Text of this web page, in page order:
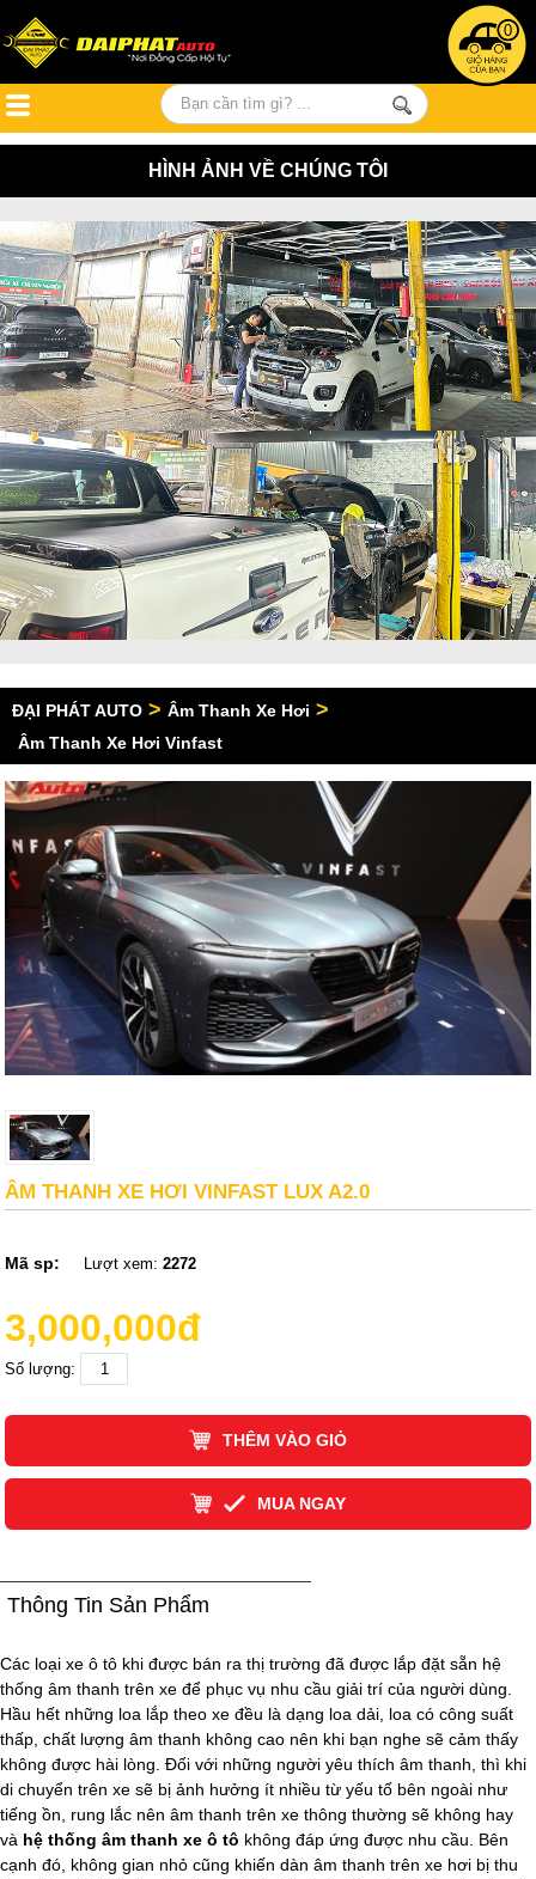
0
HÌNH ẢNH VỀ CHÚNG TÔI
ĐẠI PHÁT AUTO > Âm Thanh Xe Hơi >
Âm Thanh Xe Hơi Vinfast
ÂM THANH XE HƠI VINFAST LUX A2.0
Mã sp: Lượt xem:2272
3,000,000đ
Số lượng:
THÊM VÀO GIỎ
MUA NGAY
Thông Tin Sản Phẩm
Các loại xe ô tô khi được bán ra thị trường đã được lắp đặt sẵn hệ
thống âm thanh trên xe để phục vụ nhu cầu giải trí của người dùng.
Hầu hết những loa lắp theo xe đều là dạng loa dải, loa có công suất
thấp, chất lượng âm thanh không cao nên khi bạn nghe sẽ cảm thấy
không được hài lòng. Đối với những người yêu thích âm thanh, thì khi
di chuyển trên xe sẽ bị ảnh hưởng ít nhiều từ yếu tố bên ngoài như
tiếng ồn, rung lắc nên âm thanh trên xe thông thường sẽ không hay
và hệ thống âm thanh xe ô tô không đáp ứng được nhu cầu. Bên
cạnh đó, không gian nhỏ cũng khiến dàn âm thanh trên xe hơi bị thu